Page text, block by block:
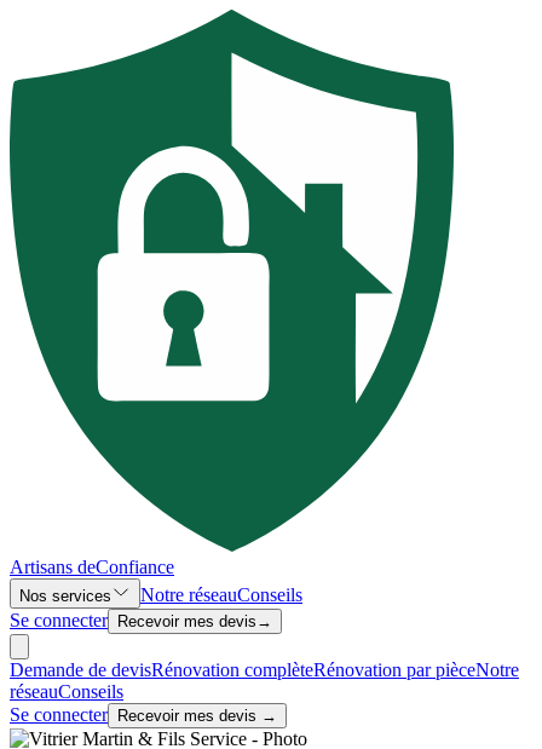
Artisans deConfiance
Nos services Notre réseauConseils
Se connecter
Recevoir mes devis →
Demande de devisRénovation complèteRénovation par pièceNotre
réseauConseils
Se connecter
Recevoir mes devis →